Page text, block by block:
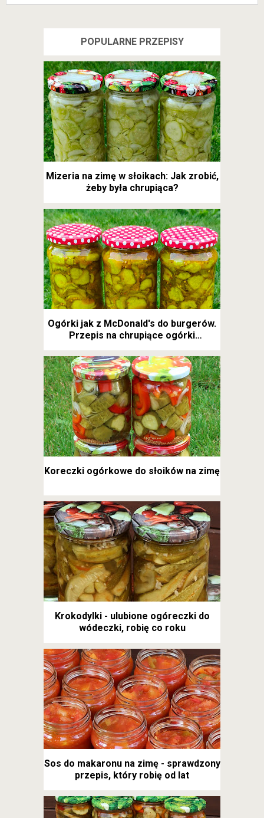
POPULARNE PRZEPISY
Mizeria na zimę w słoikach: Jak zrobić,
żeby była chrupiąca?
Ogórki jak z McDonald's do burgerów.
Przepis na chrupiące ogórki
Koreczki ogórkowe do słoików na zimę
Krokodylki - ulubione ogóreczki do
wódeczki, robię co roku
Sos do makaronu na zimę - sprawdzony
przepis, który robię od lat